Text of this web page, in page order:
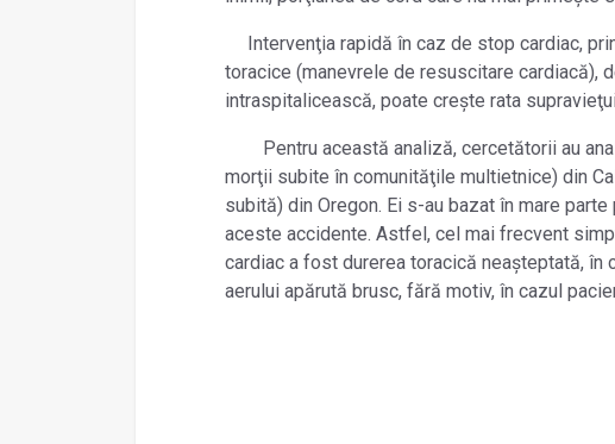
Intervenţia rapidă în caz de stop cardiac,
toracice (manevrele de resuscitare cardiacă),
intraspitalicească, poate crește rata
Pentru această analiză, cercetătorii au
morţii subite în comunităţile multietnice) din
subită) din Oregon. Ei s-au bazat în mare
aceste accidente. Astfel, cel mai frecvent
cardiac a fost durerea toracică neașteptată,
aerului apărută brusc, fără motiv, în cazul